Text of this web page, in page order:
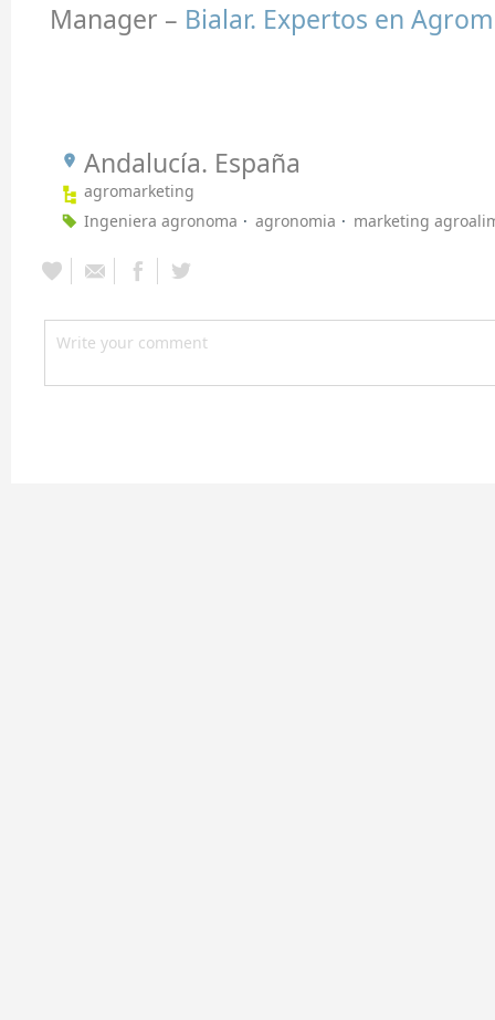
Manager – Bialar. Expertos en
Andalucía. España
agromarketing
Ingeniera agronoma
agronomia marketing